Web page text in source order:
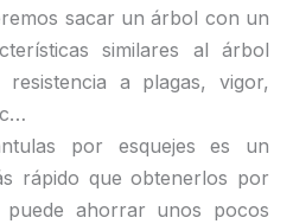
sacar un árbol con un
similares al árbol
a plagas, vigor,
por esquejes es un
rápido que obtenerlos por
ahorrar unos pocos